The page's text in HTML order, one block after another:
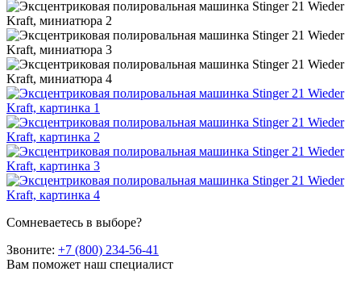
Сомневаетесь в выборе?
Звоните: +7 (800) 234-56-41
Вам поможет наш специалист